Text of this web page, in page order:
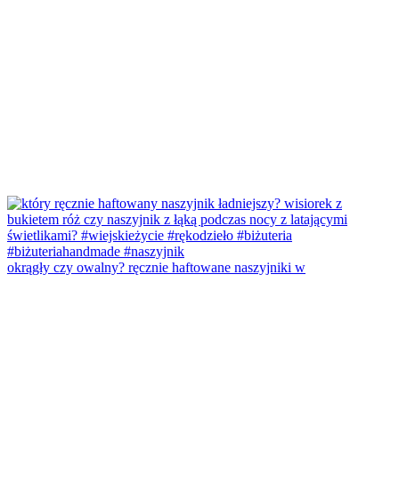
okrągły czy owalny? ręcznie haftowane naszyjniki w